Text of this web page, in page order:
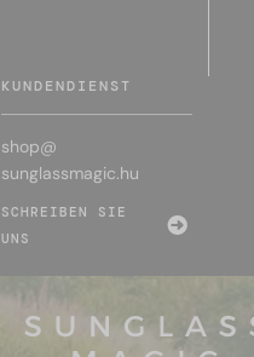
KUNDENDIENST
shop@
sunglassmagic.hu
SCHREIBEN SIE
UNS